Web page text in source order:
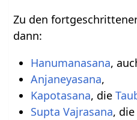
Zu den
dann:
Hanumanasana,
Anjaneyasana,
Kapotasana, die
Supta Vajrasana,